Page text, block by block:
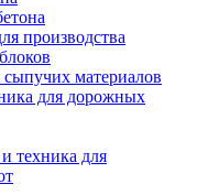
производства
материалов
для дорожных
техника для